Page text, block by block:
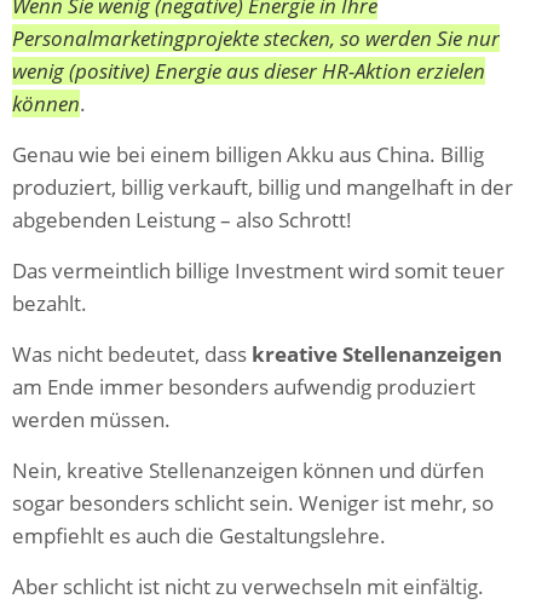
Wenn Sie wenig (negative) Energie in Ihre
Personalmarketingprojekte stecken, so werden Sie nur
wenig (positive) Energie aus dieser HR-Aktion erzielen
können.
Genau wie bei einem billigen Akku aus China. Billig
produziert, billig verkauft, billig und mangelhaft in der
abgebenden Leistung – also Schrott!
Das vermeintlich billige Investment wird somit teuer
bezahlt.
Was nicht bedeutet, dass kreative Stellenanzeigen
am Ende immer besonders aufwendig produziert
werden müssen.
Nein, kreative Stellenanzeigen können und dürfen
sogar besonders schlicht sein. Weniger ist mehr, so
empfiehlt es auch die Gestaltungslehre.
Aber schlicht ist nicht zu verwechseln mit einfältig.